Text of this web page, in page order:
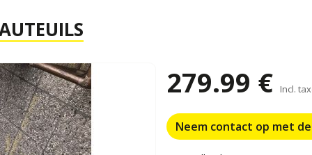
279.99 € Incl.
Neem contact op met